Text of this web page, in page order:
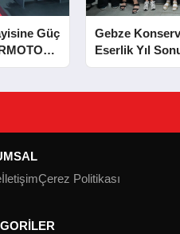
Güç
Gebze
Eserlik Yıl
Mezuniyet
İletişimÇerez Politikası